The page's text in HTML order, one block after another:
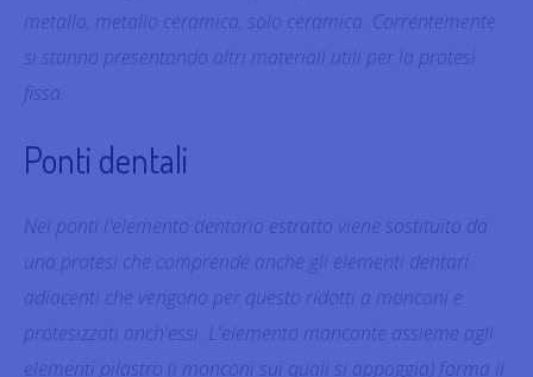
metallo, metallo ceramica, solo ceramica. Correntemente
si stanno presentando altri materiali utili per la protesi
fissa.
Ponti dentali
Nei ponti l'elemento dentario estratto viene sostituito da
una protesi che comprende anche gli elementi dentari
adiacenti che vengono per questo ridotti a monconi e
protesizzati anch'essi. L'elemento mancante assieme agli
elementi pilastro (i monconi sui quali si appoggia) forma il